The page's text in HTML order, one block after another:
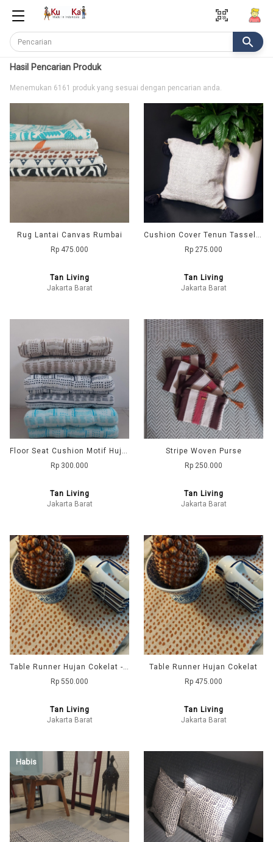
qr_code_scanner
search
Hasil Pencarian Produk
Menemukan 6161 produk yang sesuai dengan pencarian anda.
Rug Lantai Canvas Rumbai
Rp 475.000
Tan Living
Jakarta Barat
Cushion Cover Tenun Tassel - Cream
Rp 275.000
Tan Living
Jakarta Barat
Floor Seat Cushion Motif Hujan
Rp 300.000
Tan Living
Jakarta Barat
Stripe Woven Purse
Rp 250.000
Tan Living
Jakarta Barat
Table Runner Hujan Cokelat - 60x240
Rp 550.000
Tan Living
Jakarta Barat
Table Runner Hujan Cokelat
Rp 475.000
Tan Living
Jakarta Barat
Habis